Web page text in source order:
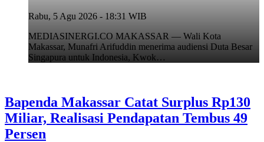
Rabu, 5 Agu 2026 - 18:31 WIB
MEDIASINERGI.CO MAKASSAR — Wali Kota
Makassar, Munafri Arifuddin menerima audiensi Duta Besar
Singapura untuk Indonesia, Kwok…
Bapenda Makassar Catat Surplus Rp130
Miliar, Realisasi Pendapatan Tembus 49
Persen